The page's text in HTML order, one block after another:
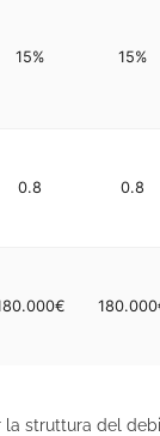
15% 15%
0.8 0.8
la struttura del